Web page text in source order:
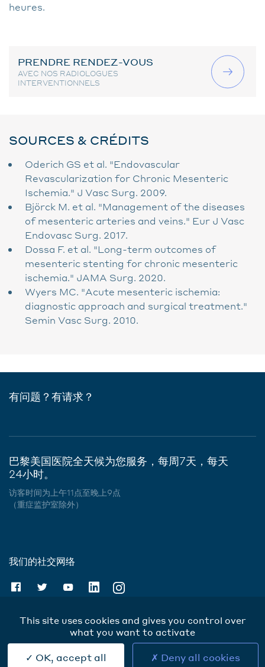
heures.
PRENDRE RENDEZ-VOUS
AVEC NOS RADIOLOGUES
INTERVENTIONNELS
SOURCES & CRÉDITS
Oderich GS et al. "Endovascular
Revascularization for Chronic Mesenteric
Ischemia." J Vasc Surg. 2009.
Björck M. et al. "Management of the diseases
of mesenteric arteries and veins." Eur J Vasc
Endovasc Surg. 2017.
Dossa F. et al. "Long-term outcomes of
mesenteric stenting for chronic mesenteric
ischemia." JAMA Surg. 2020.
Wyers MC. "Acute mesenteric ischemia:
diagnostic approach and surgical treatment."
Semin Vasc Surg. 2010.
有问题？有请求？
巴黎美国医院全天候为您服务，每周7天，每天
24小时。
访客时间为上午11点至晚上9点
（重症监护室除外）
我们的社交网络
Cookies
This site uses cookies and gives you control over
what you want to activate
OK, accept all Deny all cookies